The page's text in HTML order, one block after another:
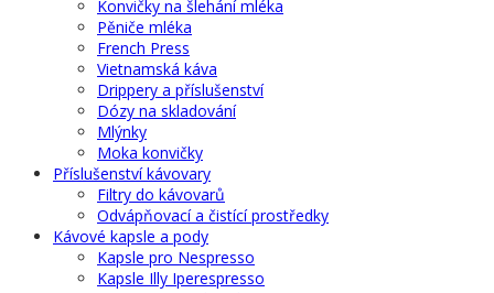
Konvičky na šlehání mléka
Pěniče mléka
French Press
Vietnamská káva
Drippery a příslušenství
Dózy na skladování
Mlýnky
Moka konvičky
Příslušenství kávovary
Filtry do kávovarů
Odvápňovací a čistící prostředky
Kávové kapsle a pody
Kapsle pro Nespresso
Kapsle Illy Iperespresso